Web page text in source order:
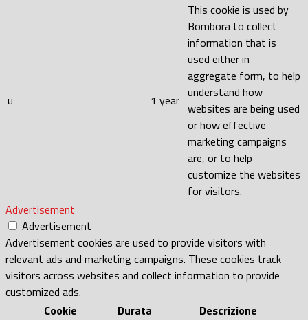
u 1 year
This cookie is used by
Bombora to collect
information that is
used either in
aggregate form, to help
understand how
websites are being used
or how effective
marketing campaigns
are, or to help
customize the websites
for visitors.
Advertisement
Advertisement
Advertisement cookies are used to provide visitors with
relevant ads and marketing campaigns. These cookies track
visitors across websites and collect information to provide
customized ads.
Cookie
Durata Descrizione